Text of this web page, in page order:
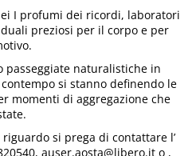
I profumi dei ricordi, laboratori
preziosi per il corpo e per
passeggiate naturalistiche in
si stanno definendo le
momenti di aggregazione che
si prega di contattare l’
auser.aosta@libero.it o ,